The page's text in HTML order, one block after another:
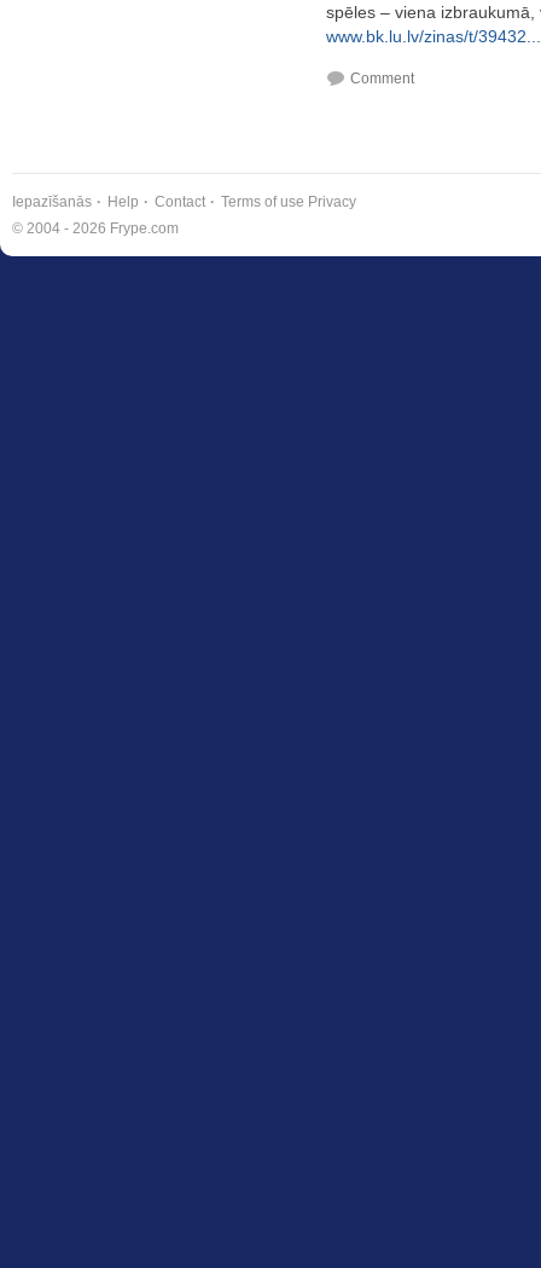
spēles – viena
www.bk.lu.lv/zinas/t/39432...
Comment
Iepazīšanās Help Contact Terms of use Privacy
© 2004 - 2026 Frype.com